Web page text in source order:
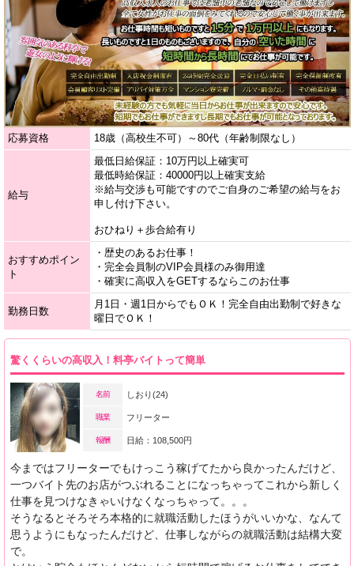
応募資格 18歳（高校生不可）～80代（年齢制限なし）
給与
最低日給保証：10万円以上確実可
最低時給保証：40000円以上確実支給
※給与交渉も可能ですのでご自身のご希望の給与をお
申し付け下さい。
おひねり＋歩合給有り
おすすめポイン
ト
・歴史のあるお仕事！
・完全会員制のVIP会員様のみ御用達
・確実に高収入をGETするならこのお仕事
勤務日数
月1日・週1日からでもＯＫ！完全自由出勤制で好きな
曜日でＯＫ！
驚くくらいの高収入！料亭バイトって簡単
名前 しおり(24)
職業 フリーター
報酬 日給：108,500円
今まではフリーターでもけっこう稼げてたから良かったんだけど、
一つバイト先のお店がつぶれることになっちゃってこれから新しく
仕事を見つけなきゃいけなくなっちゃって。。。
そうなるとそろそろ本格的に就職活動したほうがいいかな、なんて
思うようにもなったんだけど、仕事しながらの就職活動は結構大変
で。